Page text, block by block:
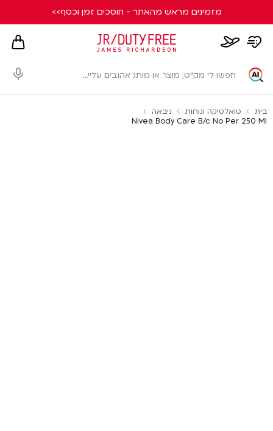
מזמינים מראש מהאתר - חוסכים זמן וכסף>>
whishlist
page
card
בית טואלטיקה ונוחות
ניבאה
Nivea Body Care B/c No Per 250 Ml